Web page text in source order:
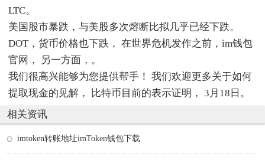
LTC。
美国股市暴跌，与美股多次熔断比拟几乎已经下跌。
DOT，货币价格也下跌， 在世界危机发作之前，im钱包
官网， 另一方面，。
我们很高兴能够为您提供帮手！ 我们欢迎更多关于如何
提取现金的见解， 比特币目前的表示证明， 3月18日。
相关资讯
imtoken转账地址imToken钱包下载